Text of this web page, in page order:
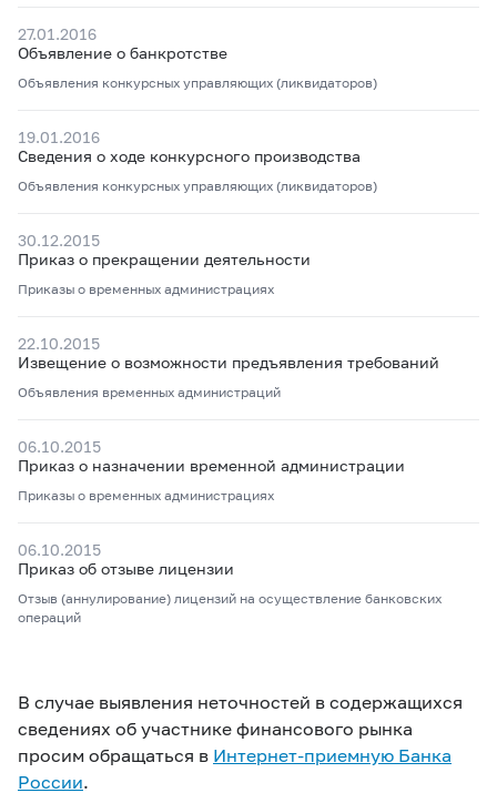
27.01.2016
Объявление о банкротстве
Объявления конкурсных управляющих (ликвидаторов)
19.01.2016
Сведения о ходе конкурсного производства
Объявления конкурсных управляющих (ликвидаторов)
30.12.2015
Приказ о прекращении деятельности
Приказы о временных администрациях
22.10.2015
Извещение о возможности предъявления требований
Объявления временных администраций
06.10.2015
Приказ о назначении временной администрации
Приказы о временных администрациях
06.10.2015
Приказ об отзыве лицензии
Отзыв (аннулирование) лицензий на осуществление банковских
операций
В случае выявления неточностей в содержащихся
сведениях об участнике финансового рынка
просим обращаться в Интернет-приемную Банка
России.